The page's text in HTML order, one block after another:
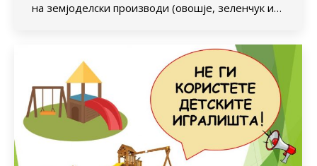
на земјоделски производи (овошје, зеленчук и…